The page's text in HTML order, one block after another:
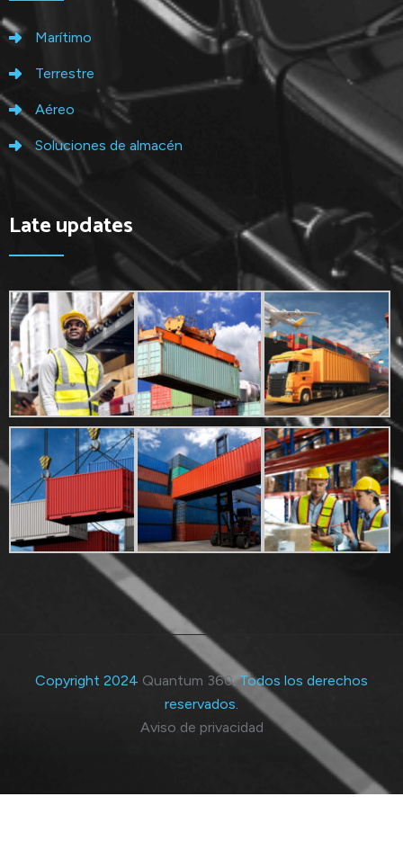
Marítimo
Terrestre
Aéreo
Soluciones de almacén
Late updates
Copyright 2024 Quantum 360. Todos los derechos
reservados.
Aviso de privacidad